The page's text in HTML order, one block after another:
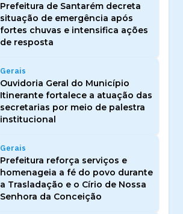
Prefeitura de Santarém decreta
situação de emergência após
fortes chuvas e intensifica ações
de resposta
Gerais
Ouvidoria Geral do Município
Itinerante fortalece a atuação das
secretarias por meio de palestra
institucional
Gerais
Prefeitura reforça serviços e
homenageia a fé do povo durante
a Trasladação e o Círio de Nossa
Senhora da Conceição